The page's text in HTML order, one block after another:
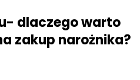
dlaczego warto
zakup narożnika?